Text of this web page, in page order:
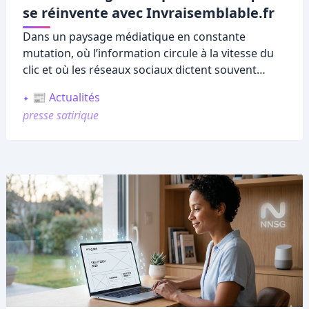
se réinvente avec Invraisemblable.fr
Dans un paysage médiatique en constante
mutation, où l’information circule à la vitesse du
clic et où les réseaux sociaux dictent souvent
second souffle inattendu.
📰 Actualités
presse satirique